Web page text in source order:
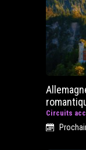
Circuits